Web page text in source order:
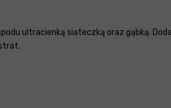
ultracienką siateczką oraz gąbką.